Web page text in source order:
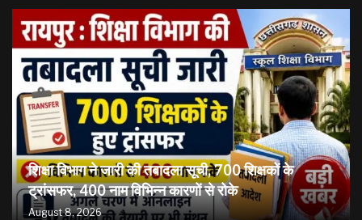
शिक्षा विभाग ने जारी की तबादला सूची, 700 शिक्षकों के
ट्रांसफर, 400 नाम विभिन्न कारणों से रोके
August 8, 2026